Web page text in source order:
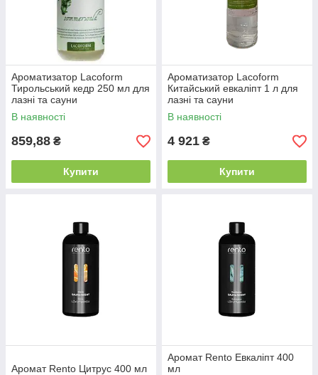
Ароматизатор Lacoform
Тирольський кедр 250 мл для
лазні та сауни
В наявності
859,88 ₴
Купити
Ароматизатор Lacoform
Китайський евкаліпт 1 л для
лазні та сауни
В наявності
4 921 ₴
Купити
Аромат Rento Цитрус 400 мл
Аромат Rento Евкаліпт 400
мл